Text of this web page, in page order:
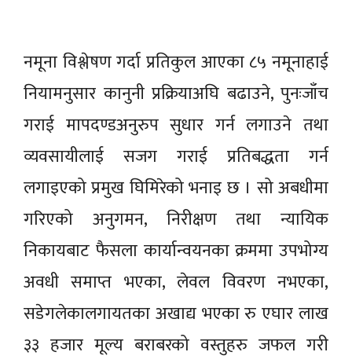
नमूना विश्लेषण गर्दा प्रतिकुल आएका ८५ नमूनाहाई
नियामनुसार कानुनी प्रक्रियाअघि बढाउने, पुनःजाँच
गराई मापदण्डअनुरुप सुधार गर्न लगाउने तथा
व्यवसायीलाई सजग गराई प्रतिबद्धता गर्न
लगाइएको प्रमुख घिमिरेको भनाइ छ । सो अबधीमा
गरिएको अनुगमन, निरीक्षण तथा न्यायिक
निकायबाट फैसला कार्यान्वयनका क्रममा उपभोग्य
अवधी समाप्त भएका, लेवल विवरण नभएका,
सडेगलेकालगायतका अखाद्य भएका रु एघार लाख
३३ हजार मूल्य बराबरको वस्तुहरु जफल गरी